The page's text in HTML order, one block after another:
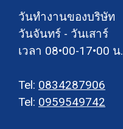
วันทำงานของบริษัท
วันจันทร์ - วันเสาร์
เวลา 08•00-17•00 น.
Tel: 0834287906
Tel: 0959549742